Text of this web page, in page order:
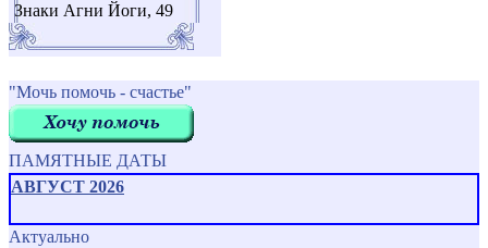
Знаки Агни Йоги, 49
"Мочь помочь - счастье"
ПАМЯТНЫЕ ДАТЫ
АВГУСТ 2026
Актуально